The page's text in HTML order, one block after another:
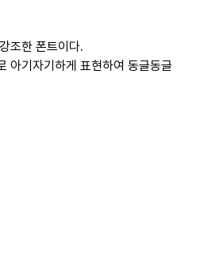
조한 폰트이다.
아기자기하게 표현하여 동글동글